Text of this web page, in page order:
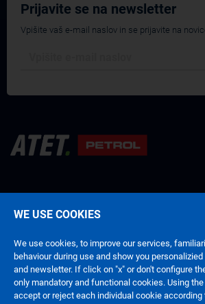
Prijavite se na newsletter
Vpišite vaš e-mail naslov in se prijavite na
WE USE COOKIES
We use cookies, to improve our services,
behaviour during use and show you
and newsletter. If click on "x" or don't configure
only mandatory and functional cookies. Using the
accept or reject each individual cookie according